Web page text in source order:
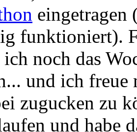
eingetragen
funktioniert).
noch das
und ich freue
zugucken zu
und habe